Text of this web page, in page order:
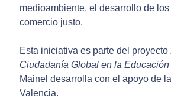
medioambiente, el desarrollo de los
comercio justo.
Esta iniciativa es parte del proyecto
Ciudadanía Global en la
Mainel desarrolla con el apoyo de
Valencia.